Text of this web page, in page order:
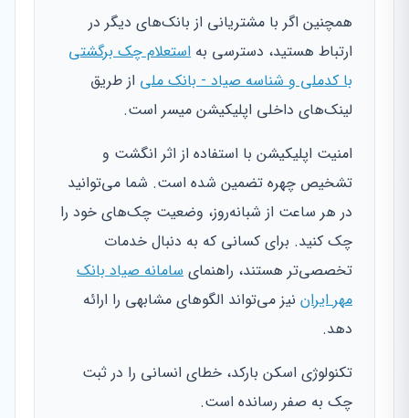
همچنین اگر با مشتریانی از بانک‌های دیگر در
ارتباط هستید، دسترسی به استعلام چک برگشتی
با کدملی و شناسه صیاد - بانک ملی از طریق
لینک‌های داخلی اپلیکیشن میسر است.
امنیت اپلیکیشن با استفاده از اثر انگشت و
تشخیص چهره تضمین شده است. شما می‌توانید
در هر ساعت از شبانه‌روز، وضعیت چک‌های خود را
چک کنید. برای کسانی که به دنبال خدمات
تخصصی‌تر هستند، راهنمای سامانه صیاد بانک
مهر ایران نیز می‌تواند الگوهای مشابهی را ارائه
دهد.
تکنولوژی اسکن بارکد، خطای انسانی را در ثبت
چک به صفر رسانده است.